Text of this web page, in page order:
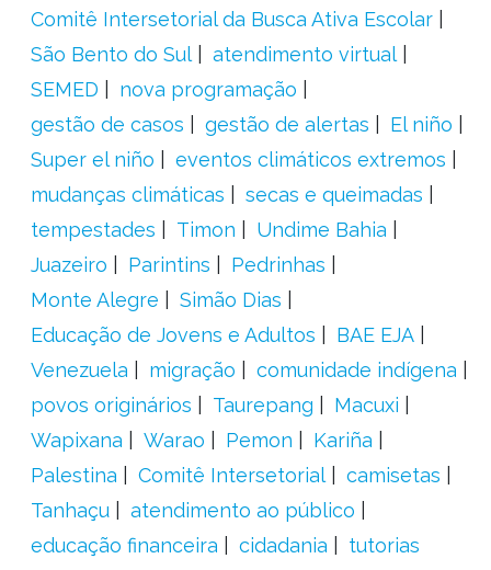
Comitê Intersetorial da Busca Ativa Escolar
São Bento do Sul
atendimento virtual
SEMED
nova programação
gestão de casos
gestão de alertas
El niño
Super el niño
eventos climáticos extremos
mudanças climáticas
secas e queimadas
tempestades
Timon
Undime Bahia
Juazeiro
Parintins
Pedrinhas
Monte Alegre
Simão Dias
Educação de Jovens e Adultos
BAE EJA
Venezuela
migração
comunidade indígena
povos originários
Taurepang
Macuxi
Wapixana
Warao Pemon
Kariña
Palestina
Comitê Intersetorial
camisetas
Tanhaçu
atendimento ao público
educação financeira
cidadania tutorias